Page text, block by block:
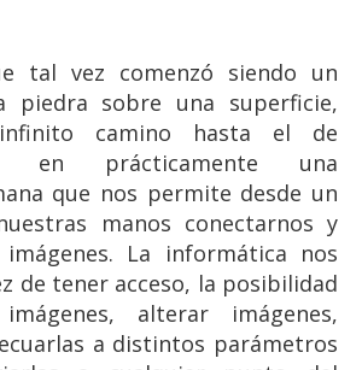
tal vez comenzó siendo un
piedra sobre una superficie,
camino hasta el de
en prácticamente una
que nos permite desde un
manos conectarnos y
La informática nos
de tener acceso, la posibilidad
alterar imágenes,
a distintos parámetros